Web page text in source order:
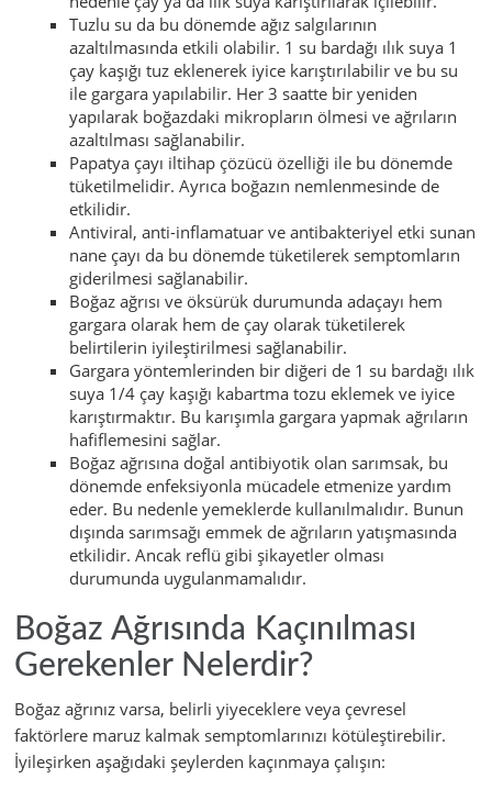
Tuzlu su da bu dönemde ağız salgılarının
azaltılmasında etkili olabilir. 1 su bardağı ılık suya 1
çay kaşığı tuz eklenerek iyice karıştırılabilir ve bu su
ile gargara yapılabilir. Her 3 saatte bir yeniden
yapılarak boğazdaki mikropların ölmesi ve ağrıların
azaltılması sağlanabilir.
Papatya çayı iltihap çözücü özelliği ile bu dönemde
tüketilmelidir. Ayrıca boğazın nemlenmesinde de
etkilidir.
Antiviral, anti-inflamatuar ve antibakteriyel etki sunan
nane çayı da bu dönemde tüketilerek semptomların
giderilmesi sağlanabilir.
Boğaz ağrısı ve öksürük durumunda adaçayı hem
gargara olarak hem de çay olarak tüketilerek
belirtilerin iyileştirilmesi sağlanabilir.
Gargara yöntemlerinden bir diğeri de 1 su bardağı ılık
suya 1/4 çay kaşığı kabartma tozu eklemek ve iyice
karıştırmaktır. Bu karışımla gargara yapmak ağrıların
hafiflemesini sağlar.
Boğaz ağrısına doğal antibiyotik olan sarımsak, bu
dönemde enfeksiyonla mücadele etmenize yardım
eder. Bu nedenle yemeklerde kullanılmalıdır. Bunun
dışında sarımsağı emmek de ağrıların yatışmasında
etkilidir. Ancak reflü gibi şikayetler olması
durumunda uygulanmamalıdır.
Boğaz Ağrısında Kaçınılması
Gerekenler Nelerdir?
Boğaz ağrınız varsa, belirli yiyeceklere veya çevresel
faktörlere maruz kalmak semptomlarınızı kötüleştirebilir.
İyileşirken aşağıdaki şeylerden kaçınmaya çalışın: